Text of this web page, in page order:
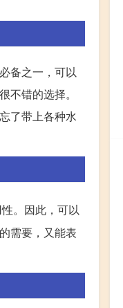
备之一，可以
错的选择。
了带上各种水
。因此，可以
需要，又能表